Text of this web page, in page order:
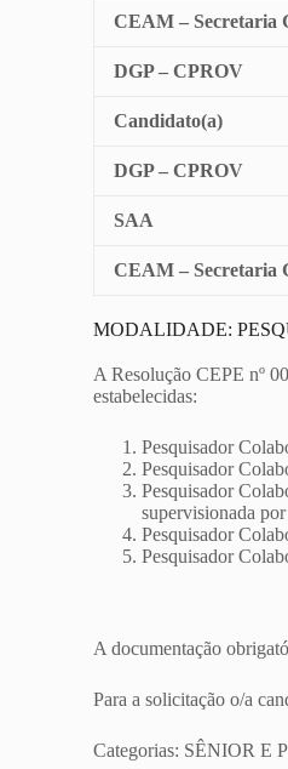
CEAM – Secretaria
DGP – CPROV
Candidato(a)
DGP – CPROV
SAA
CEAM – Secretaria
MODALIDADE:
A Resolução CEPE nº
estabelecidas:
Pesquisador
Pesquisador
Pesquisador
supervisionada
Pesquisador
Pesquisador
A documentação
Para a solicitação o/a
Categorias: SÊNIOR E